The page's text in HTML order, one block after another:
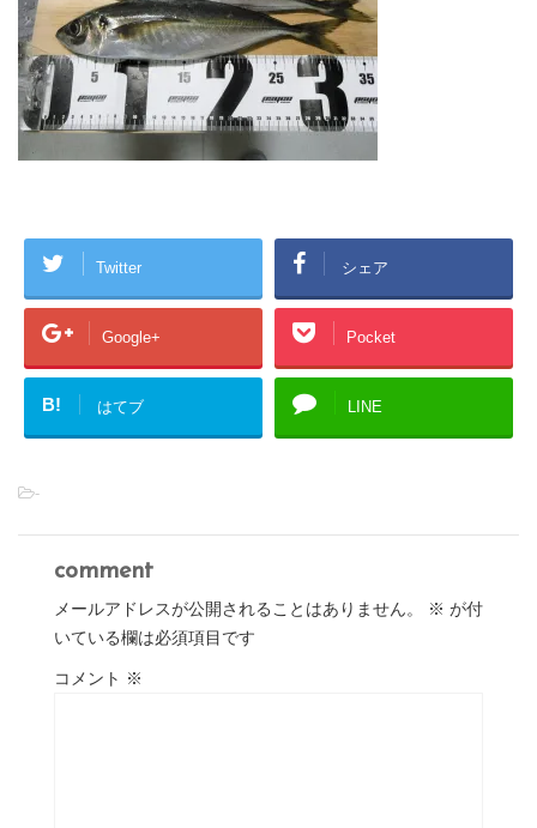
Twitter シェア
Google+ Pocket
B! はてブ LINE
-
comment
メールアドレスが公開されることはありません。 ※ が付
いている欄は必須項目です
コメント ※